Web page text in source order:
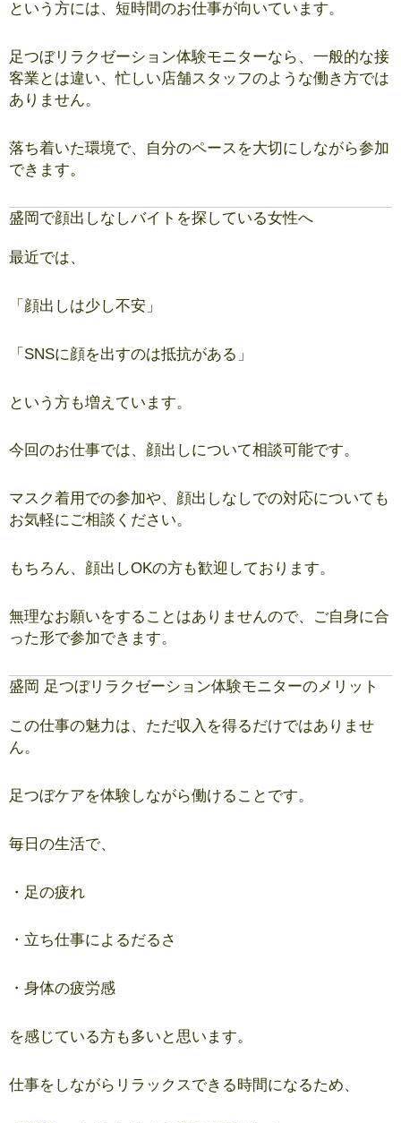
という方には、短時間のお仕事が向いています。
足つぼリラクゼーション体験モニターなら、一般的な接
客業とは違い、忙しい店舗スタッフのような働き方では
ありません。
落ち着いた環境で、自分のペースを大切にしながら参加
できます。
盛岡で顔出しなしバイトを探している女性へ
最近では、
「顔出しは少し不安」
「SNSに顔を出すのは抵抗がある」
という方も増えています。
今回のお仕事では、顔出しについて相談可能です。
マスク着用での参加や、顔出しなしでの対応についても
お気軽にご相談ください。
もちろん、顔出しOKの方も歓迎しております。
無理なお願いをすることはありませんので、ご自身に合
った形で参加できます。
盛岡 足つぼリラクゼーション体験モニターのメリット
この仕事の魅力は、ただ収入を得るだけではありませ
ん。
足つぼケアを体験しながら働けることです。
毎日の生活で、
・足の疲れ
・立ち仕事によるだるさ
・身体の疲労感
を感じている方も多いと思います。
仕事をしながらリラックスできる時間になるため、